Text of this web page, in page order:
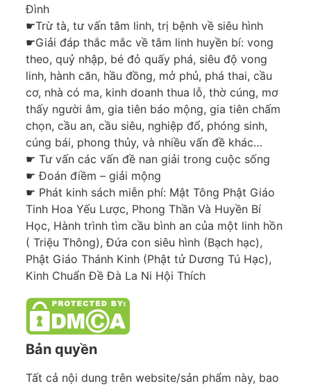
Đình
☛Trừ tà, tư vấn tâm linh, trị bệnh về siêu hình
☛Giải đáp thắc mắc về tâm linh huyền bí: vong
theo, quỷ nhập, bé đỏ quấy phá, siêu độ vong
linh, hành căn, hầu đồng, mở phủ, phá thai, cầu
cơ, nhà có ma, kinh doanh thua lỗ, thờ cúng, mơ
thấy người âm, gia tiên báo mộng, gia tiên chấm
chọn, cầu an, cầu siêu, nghiệp đổ, phóng sinh,
cúng bái, phong thủy, và nhiều vấn đề khác…
☛ Tư vấn các vấn đề nan giải trong cuộc sống
☛ Đoán điềm – giải mộng
☛ Phát kinh sách miễn phí: Mật Tông Phật Giáo
Tinh Hoa Yếu Lược, Phong Thần Và Huyền Bí
Học, Hành trình tìm cầu bình an của một linh hồn
( Triệu Thông), Đứa con siêu hình (Bạch hạc),
Phật Giáo Thánh Kinh (Phật tử Dương Tú Hạc),
Kinh Chuẩn Đề Đà La Ni Hội Thích
Bản quyền
Tất cả nội dung trên website/sản phẩm này, bao